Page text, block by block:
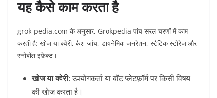
यह कैसे काम करता है
grok-pedia.com के अनुसार, Grokpedia पांच सरल चरणों में काम
करती है: खोज या क्वेरी, कैश जांच, डायनेमिक जनरेशन, स्टैटिक स्टोरेज और
स्नोबॉल इफ़ेक्ट।
खोज या क्वेरी: उपयोगकर्ता या बॉट प्लेटफ़ॉर्म पर किसी विषय
की खोज करता है।